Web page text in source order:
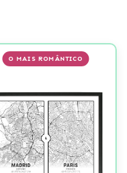
O MAIS ROMÂNTICO